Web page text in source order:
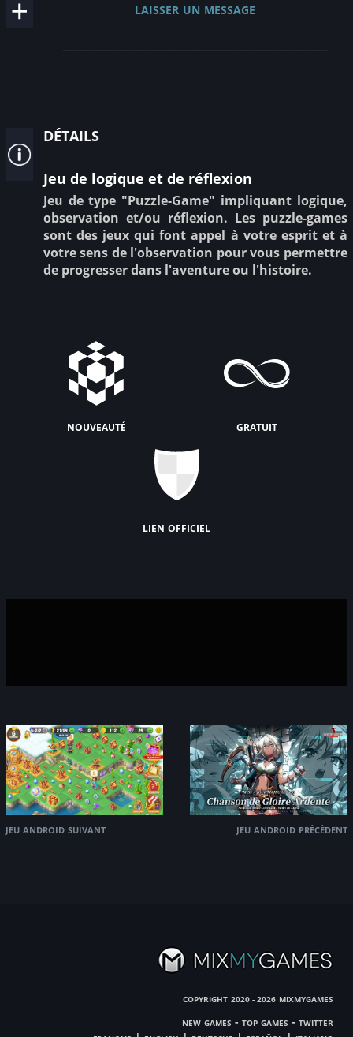
laisser un message
détails
Jeu de logique et de réflexion
Jeu de type "Puzzle-Game" impliquant logique,
observation et/ou réflexion. Les puzzle-games
sont des jeux qui font appel à votre esprit et à
votre sens de l'observation pour vous permettre
de progresser dans l'aventure ou l'histoire.
nouveauté gratuit
lien officiel
jeu android suivant jeu android précédent
copyright 2020 - 2026 mixmygames
new games - top games - twitter